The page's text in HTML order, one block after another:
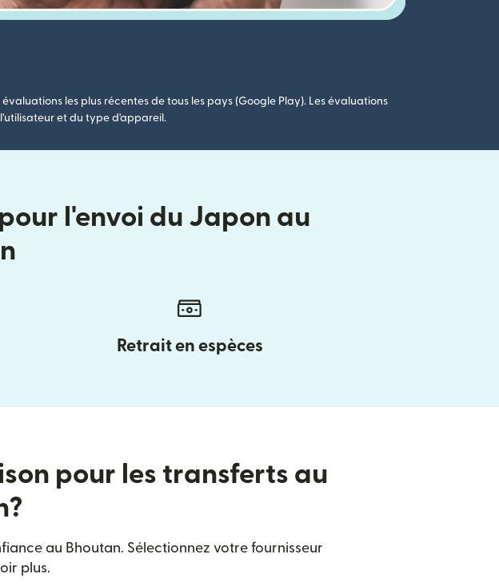
les plus récentes de tous les pays (Google Play). Les évaluations
et du type d'appareil.
l'envoi du Japon au
Retrait en espèces
pour les transferts au
au Bhoutan. Sélectionnez votre fournisseur
plus.